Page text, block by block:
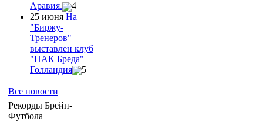
Аравия.
4
25 июня На
"Биржу-
Тренеров"
выставлен клуб
"НАК Бреда"
Голландия
5
Все новости
Рекорды Брейн-
Футбола